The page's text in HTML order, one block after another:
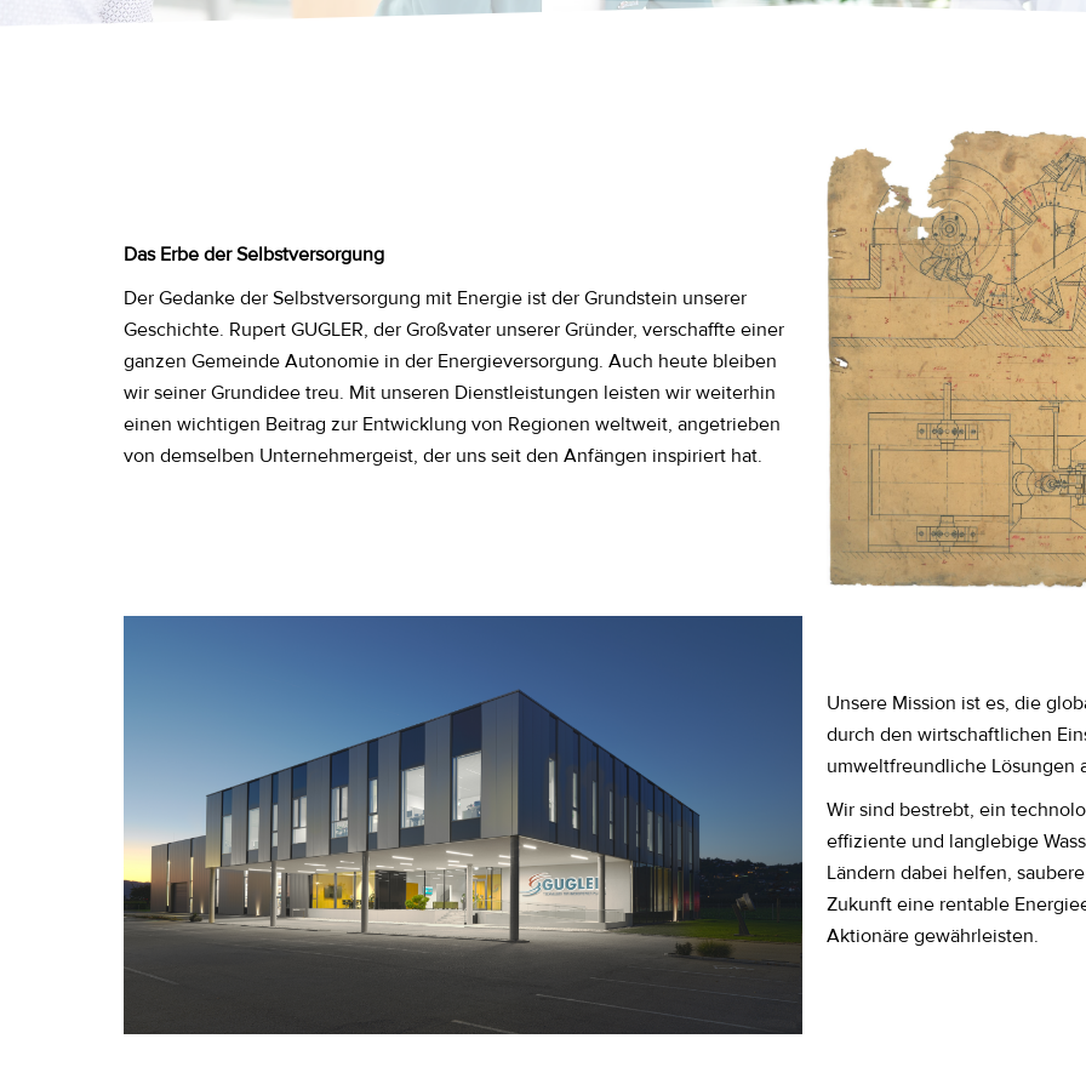
Das Erbe der Selbstversorgung
Der Gedanke der Selbstversorgung mit Energie ist der Grundstein unserer
Geschichte. Rupert GUGLER, der Großvater unserer Gründer, verschaffte einer
ganzen Gemeinde Autonomie in der Energieversorgung. Auch heute bleiben
wir seiner Grundidee treu. Mit unseren Dienstleistungen leisten wir weiterhin
einen wichtigen Beitrag zur Entwicklung von Regionen weltweit, angetrieben
von demselben Unternehmergeist, der uns seit den Anfängen inspiriert hat.
Unsere Mission ist es, die
durch den wirtschaftlichen
umweltfreundliche Lösungen
Wir sind bestrebt, ein
effiziente und langlebige
Ländern dabei helfen,
Zukunft eine rentable
Aktionäre gewährleisten.